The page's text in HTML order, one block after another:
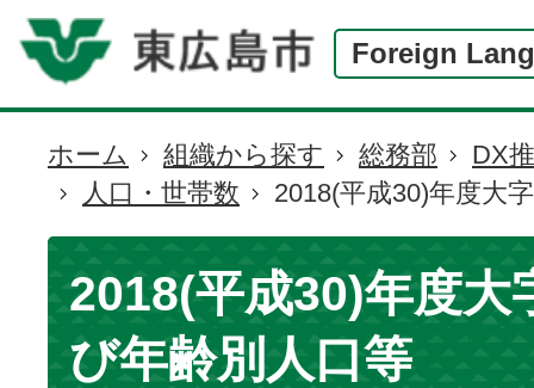
Foreign
現
在
の
位
置
ホーム 組織から探す 総務部
DX
人口・世帯数
2018(平成30)年度大
2018(平成30)年度大
び年齢別人口等